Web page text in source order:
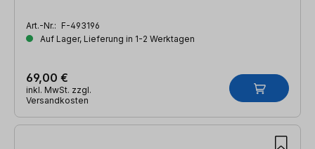
Art.-Nr.: F-493196
Auf Lager, Lieferung in 1-2 Werktagen
69,00 €
inkl. MwSt. zzgl.
Versandkosten